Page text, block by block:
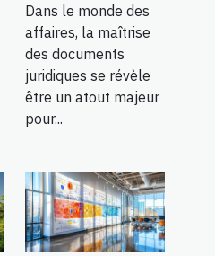
Dans le monde des
affaires, la maîtrise
des documents
juridiques se révèle
être un atout majeur
pour...